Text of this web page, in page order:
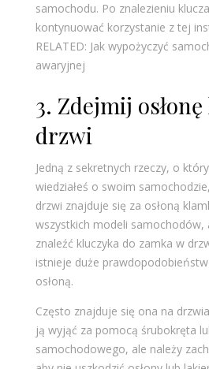
samochodu. Po znalezieniu
kontynuować korzystanie z tej
RELATED: Jak wypożyczyć
awaryjnej
3. Zdejmij
drzwi
Jedną z sekretnych rzeczy, o
wiedziałeś o swoim
drzwi znajduje się za osłoną
wszystkich modeli samochodów,
znaleźć kluczyka do zamka w
istnieje duże
osłoną.
Często znajduje się ona na
ją wyjąć za pomocą śrubokręta
samochodowego, ale należy